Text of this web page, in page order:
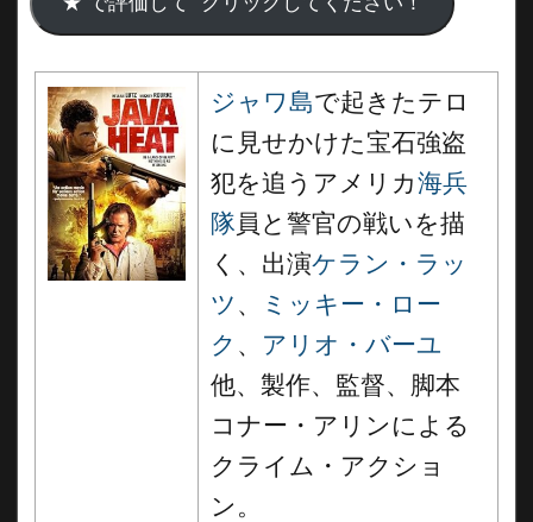
ジャワ島で起きたテロ
に見せかけた宝石強盗
犯を追うアメリカ海兵
隊 員と警官の戦いを描
く、出演ケラン・ラッ
ツ 、
ミッキー・ロー
ク 、 アリオ・バーユ
他、製作、監督、脚本
コナー・アリンによる
クライム・アクショ
ン。